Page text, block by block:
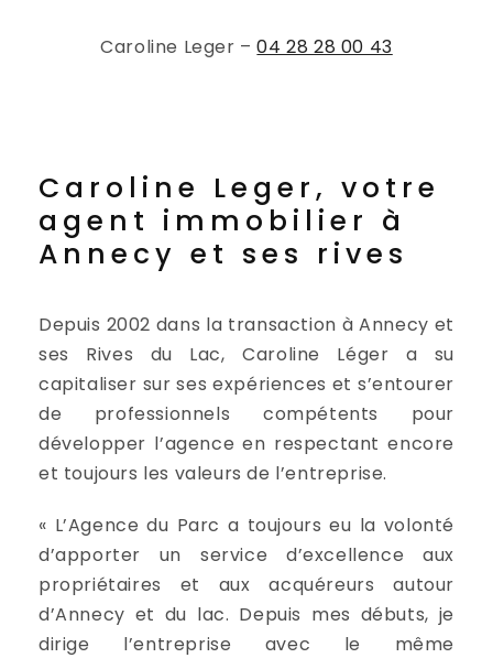
Caroline Leger –04 28 28 00 43
Caroline Leger, votre
agent immobilier à
Annecy et ses rives
Depuis 2002 dans la transaction à Annecy et
ses Rives du Lac, Caroline Léger a su
capitaliser sur ses expériences et s’entourer
de professionnels compétents pour
développer l’agence en respectant encore
et toujours les valeurs de l’entreprise.
« L’Agence du Parc a toujours eu la volonté
d’apporter un service d’excellence aux
propriétaires et aux acquéreurs autour
d’Annecy et du lac. Depuis mes débuts, je
dirige l’entreprise avec le même